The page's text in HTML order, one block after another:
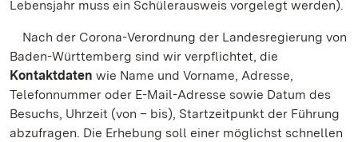
Lebensjahr muss ein Schülerausweis vorgelegt werden).
Nach der Corona-Verordnung der Landesregierung von
Baden-Württemberg sind wir verpflichtet, die
Kontaktdaten wie Name und Vorname, Adresse,
Telefonnummer oder E-Mail-Adresse sowie Datum des
Besuchs, Uhrzeit (von – bis), Startzeitpunkt der Führung
abzufragen. Die Erhebung soll einer möglichst schnellen